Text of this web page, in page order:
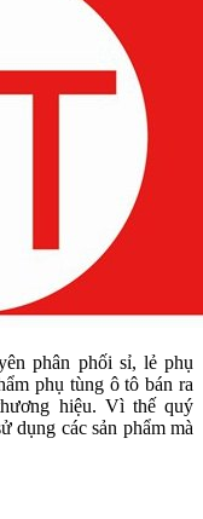
phân phối sỉ, lẻ phụ
phụ tùng ô tô bán ra
hiệu. Vì thế quý
dụng các sản phẩm mà